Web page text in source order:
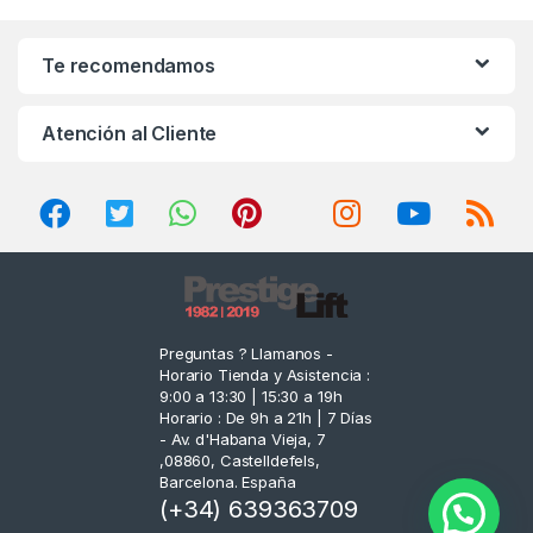
Te recomendamos
Atención al Cliente
Preguntas ? Llamanos -
Horario Tienda y Asistencia :
9:00 a 13:30 | 15:30 a 19h
Horario : De 9h a 21h | 7 Días
- Av. d'Habana Vieja, 7
,08860, Castelldefels,
Barcelona. España
(+34) 639363709